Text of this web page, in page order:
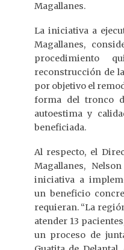
Magallanes.
La iniciativa a
Magallanes,
procedimiento
reconstrucción de
por objetivo el
forma del tronco
autoestima y
beneficiada.
Al respecto, el
Magallanes,
iniciativa a
un beneficio
requieran. “La
atender 13
un proceso de